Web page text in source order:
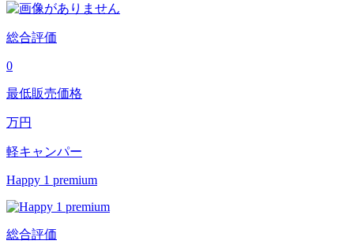
総合評価
0
最低販売価格
万円
軽キャンパー
Happy 1 premium
総合評価